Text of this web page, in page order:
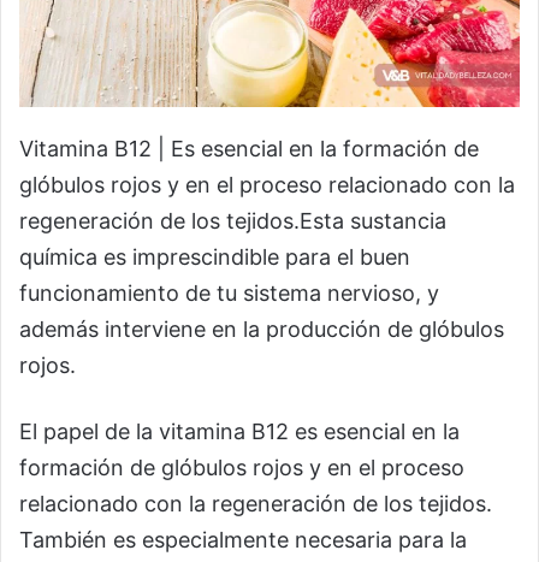
Vitamina B12 | Es esencial en la formación de
glóbulos rojos y en el proceso relacionado con la
regeneración de los tejidos.Esta sustancia
química es imprescindible para el buen
funcionamiento de tu sistema nervioso, y
además interviene en la producción de glóbulos
rojos.
El papel de la vitamina B12 es esencial en la
formación de glóbulos rojos y en el proceso
relacionado con la regeneración de los tejidos.
También es especialmente necesaria para la